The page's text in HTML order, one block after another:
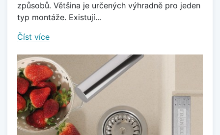
způsobů. Většina je určených výhradně pro jeden
typ montáže. Existují...
Číst více